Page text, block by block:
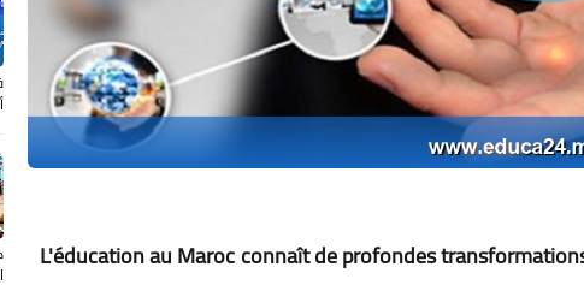
L'éducation au Maroc connaît de profondes